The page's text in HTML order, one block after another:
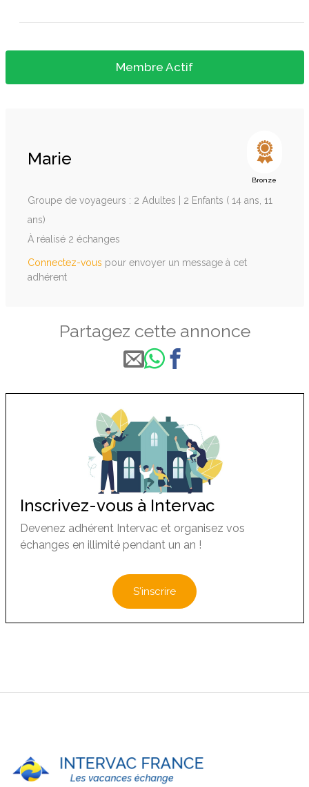
Membre Actif
Marie
Bronze
Groupe de voyageurs : 2 Adultes | 2 Enfants ( 14 ans, 11
ans)
À réalisé 2 échanges
Connectez-vous pour envoyer un message à cet
adhérent
Partagez cette annonce
Inscrivez-vous à Intervac
Devenez adhérent Intervac et organisez vos
échanges en illimité pendant un an !
S'inscrire